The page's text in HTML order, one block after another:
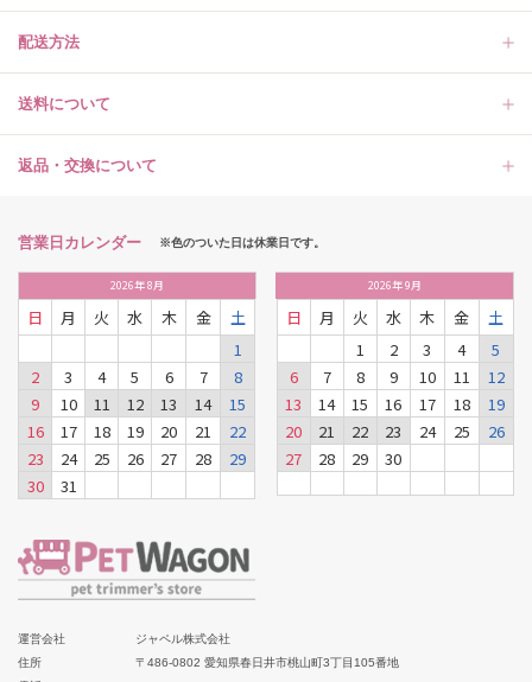
配送方法
送料について
返品・交換について
営業日カレンダー ※色のついた日は休業日です。
2026年8月
日 月 火 水 木 金
土
1
2
3 4 5 6 7
8
9
10 11 12 13 14
15
16
17 18 19 20 21
22
23
24 25 26 27 28
29
30
31
2026年9月
日 月 火 水 木 金
土
1
2 3 4
5
6
7 8 9 10 11
12
13
14 15 16 17 18
19
20
21 22 23 24 25
26
27
28 29 30
運営会社
ジャペル株式会社
住所
〒486-0802 愛知県春日井市桃山町3丁目105番地